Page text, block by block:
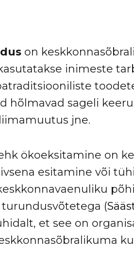
on
inimeste
hõlmavad sageli
jne.
ökoeksitamine on
esitamine või
(
et see on